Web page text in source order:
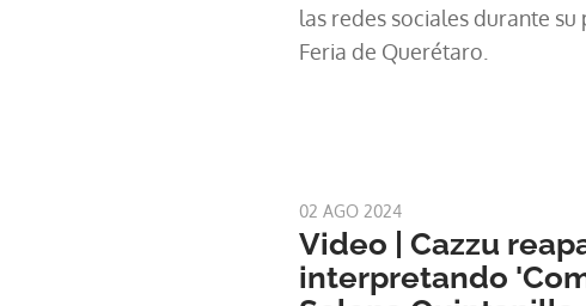
las redes sociales durante su
Feria de Querétaro.
02 AGO 2024
Video | Cazzu
interpretando